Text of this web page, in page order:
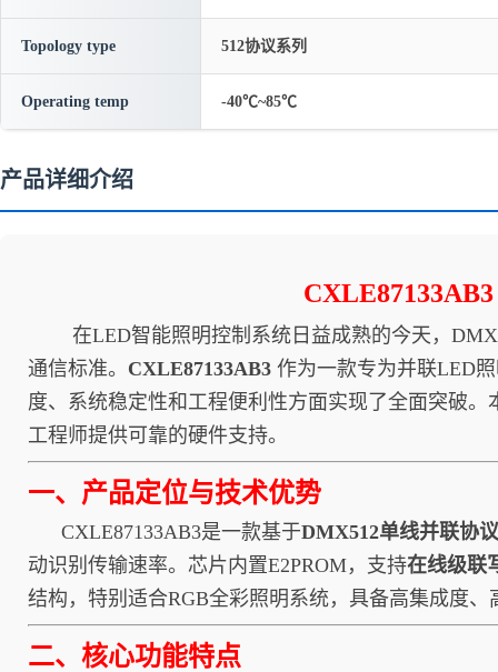
Topology type 512协议系列
Operating temp -40℃~85℃
产品详细介绍
在LED智能照明控制系统日益成熟的今天，
通信标准。 CXLE87133AB3 作为一款专为并联LED
度、系统稳定性和工程便利性方面实现了全面突破
工程师提供可靠的硬件支持。
一、产品定位与技术优势
CXLE87133AB3是一款基于DMX512单线并联协议
动识别传输速率。芯片内置E2PROM，支持在线级联
结构，特别适合RGB全彩照明系统，具备高集成度
二、核心功能特点